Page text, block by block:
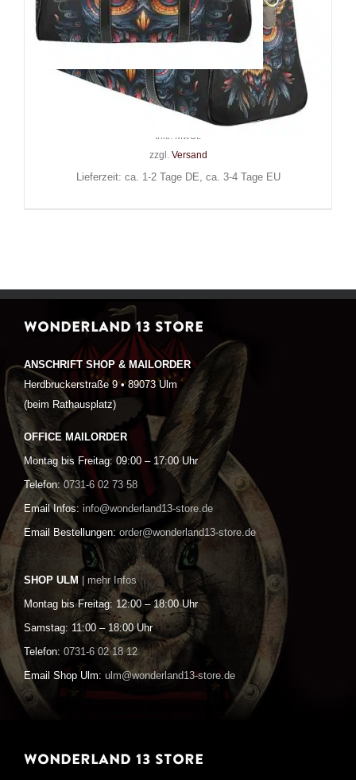
Barmetal Reisetasche The Owl
69,90€
Inkl. MwSt.
zzgl. Versand
Lieferzeit: ca. 1-2 Tage DE, ca. 3-4 Tage EU
WONDERLAND 13 STORE
ANSCHRIFT SHOP & MAILORDER
Herdbruckerstraße 9 • 89073 Ulm
(beim Rathausplatz)
OFFICE MAILORDER
Montag bis Freitag: 09:00 – 17:00 Uhr
Telefon: 0731-6 02 73 58
Email Infos: info@wonderland13-store.de
Email Bestellungen: order@wonderland13-store.de
SHOP ULM | mehr Infos
Montag bis Freitag: 12:00 – 18:00 Uhr
Samstag: 11:00 – 18:00 Uhr
Telefon: 0731-6 02 18 12
Email Shop Ulm: ulm@wonderland13-store.de
WONDERLAND 13 STORE